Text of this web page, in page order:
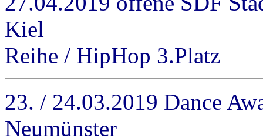
Kiel Jun.2
Reihe / HipHop 3.Platz
23. / 24.03.2019 Dance
Neumünster